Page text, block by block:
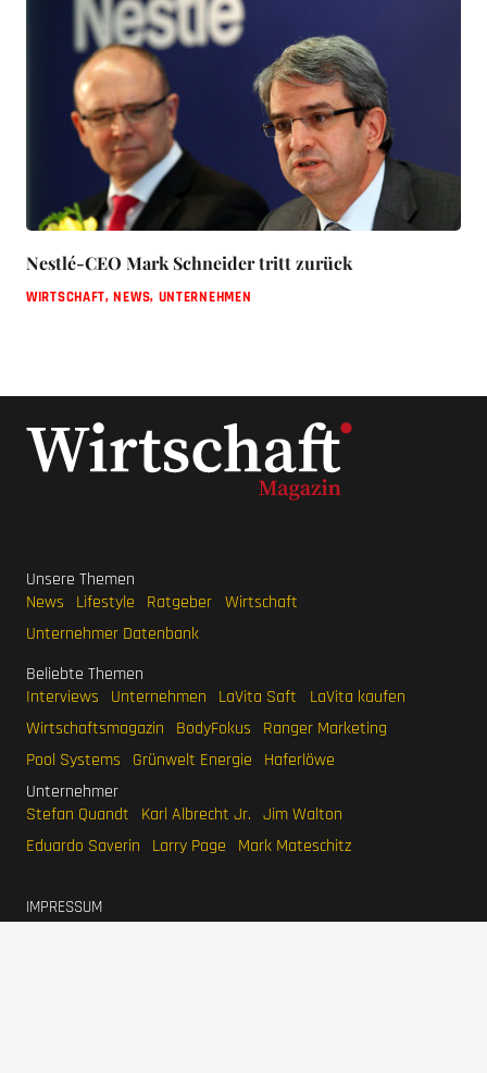
Nestlé-CEO Mark Schneider tritt zurück
WIRTSCHAFT,NEWS, UNTERNEHMEN
Unsere Themen
News
Lifestyle Ratgeber Wirtschaft
Unternehmer Datenbank
Beliebte Themen
Interviews
Unternehmen LaVita Saft
LaVita kaufen
Wirtschaftsmagazin
BodyFokus
Ranger Marketing
Pool Systems
Grünwelt Energie
Haferlöwe
Unternehmer
Stefan Quandt
Karl Albrecht Jr. Jim Walton
Eduardo Saverin
Larry Page Mark Mateschitz
IMPRESSUM